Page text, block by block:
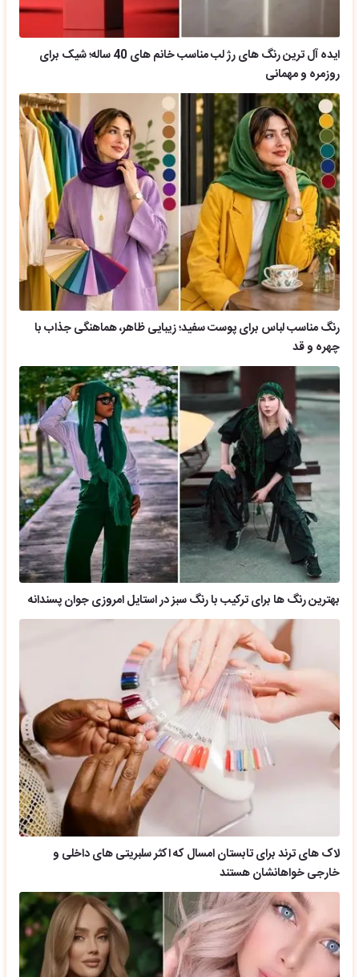
ایده آل ترین رنگ های رژ لب مناسب خانم های 40 ساله؛ شیک برای
روزمره و مهمانی
رنگ مناسب لباس برای پوست سفید؛ زیبایی ظاهر، هماهنگی جذاب با
چهره و قد
بهترین رنگ ها برای ترکیب با رنگ سبز در استایل امروزی جوان پسندانه
لاک های ترند برای تابستان امسال که اکثر سلبریتی های داخلی و
خارجی خواهانشان هستند